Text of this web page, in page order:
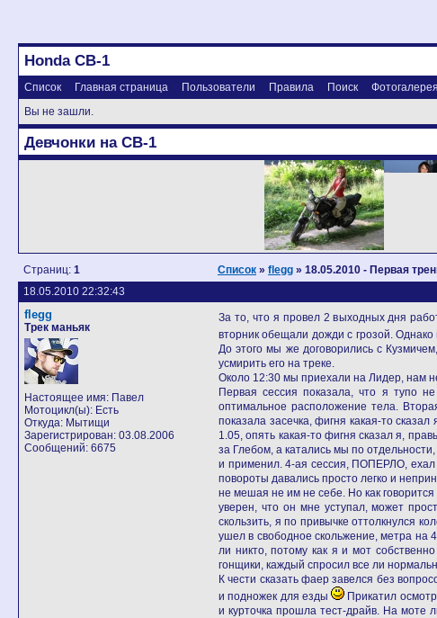
Honda CB-1
Список Главная страница Пользователи Правила Поиск Фотогалерея
Вы не зашли.
Девчонки на CB-1
Страниц: 1 Список » flegg » 18.05.2010 - Первая
18.05.2010 22:32:43
flegg
Трек маньяк
Настоящее имя: Павел
Мотоцикл(ы): Есть
Откуда: Мытищи
Зарегистрирован: 03.08.2006
Сообщений: 6675
За то, что я провел 2 выходных дня
вторник обещали дожди с грозой.
До этого мы же договорились с
усмирить его на треке.
Около 12:30 мы приехали на Лидер, нам
Первая сессия показала, что я тупо
оптимальное расположение тела.
показала засечка, фигня какая-то
1.05, опять какая-то фигня сказал я,
за Глебом, а катались мы по
и применил. 4-ая сессия, ПОПЕРЛО, ехал
повороты давались просто легко и
не мешая не им не себе. Но как
уверен, что он мне уступал, может
скользить, я по привычке оттолкнулся
ушел в свободное скольжение, метра на
ли никто, потому как я и мот
гонщики, каждый спросил все ли
К чести сказать фаер завелся без
и подножек для езды
Прикатил
и курточка прошла тест-драйв. На моте